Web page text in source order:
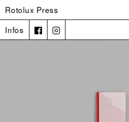
Rotolux Press
Infos